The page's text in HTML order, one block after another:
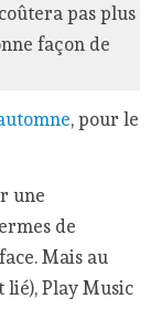
pas plus
façon de
, pour le
une
de
Mais au
lié), Play Music